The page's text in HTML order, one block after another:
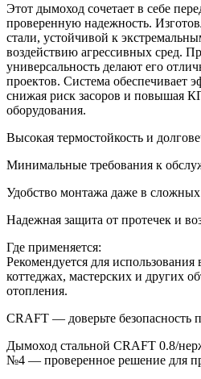
Этот дымоход сочетает в себе
проверенную надежность.
стали, устойчивой к
воздействию агрессивных сред.
универсальность делают его
проектов. Система обеспечивает
снижая риск засоров и повышая
оборудования.
Высокая термостойкость и
Минимальные требования к
Удобство монтажа даже в
Надежная защита от протечек и
Где применяется:
Рекомендуется для
коттеджах, мастерских и других
отопления.
CRAFT — доверьте безопасность
Дымоход стальной CRAFT 0.8/
№4 — проверенное решение для